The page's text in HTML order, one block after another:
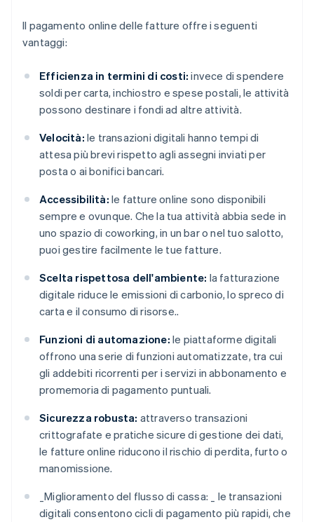
Il pagamento online delle fatture offre i seguenti
vantaggi:
Efficienza in termini di costi: invece di spendere
soldi per carta, inchiostro e spese postali, le attività
possono destinare i fondi ad altre attività.
Velocità: le transazioni digitali hanno tempi di
attesa più brevi rispetto agli assegni inviati per
posta o ai bonifici bancari.
Accessibilità: le fatture online sono disponibili
sempre e ovunque. Che la tua attività abbia sede in
uno spazio di coworking, in un bar o nel tuo salotto,
puoi gestire facilmente le tue fatture.
Scelta rispettosa dell'ambiente: la fatturazione
digitale riduce le emissioni di carbonio, lo spreco di
carta e il consumo di risorse..
Funzioni di automazione: le piattaforme digitali
offrono una serie di funzioni automatizzate, tra cui
gli addebiti ricorrenti per i servizi in abbonamento e
promemoria di pagamento puntuali.
Sicurezza robusta: attraverso transazioni
crittografate e pratiche sicure di gestione dei dati,
le fatture online riducono il rischio di perdita, furto o
manomissione.
_Miglioramento del flusso di cassa: _
le transazioni
digitali consentono cicli di pagamento più rapidi, che